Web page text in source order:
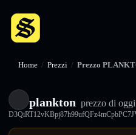
Home / Prezzi / Prezzo
plankton prezzo di oggi